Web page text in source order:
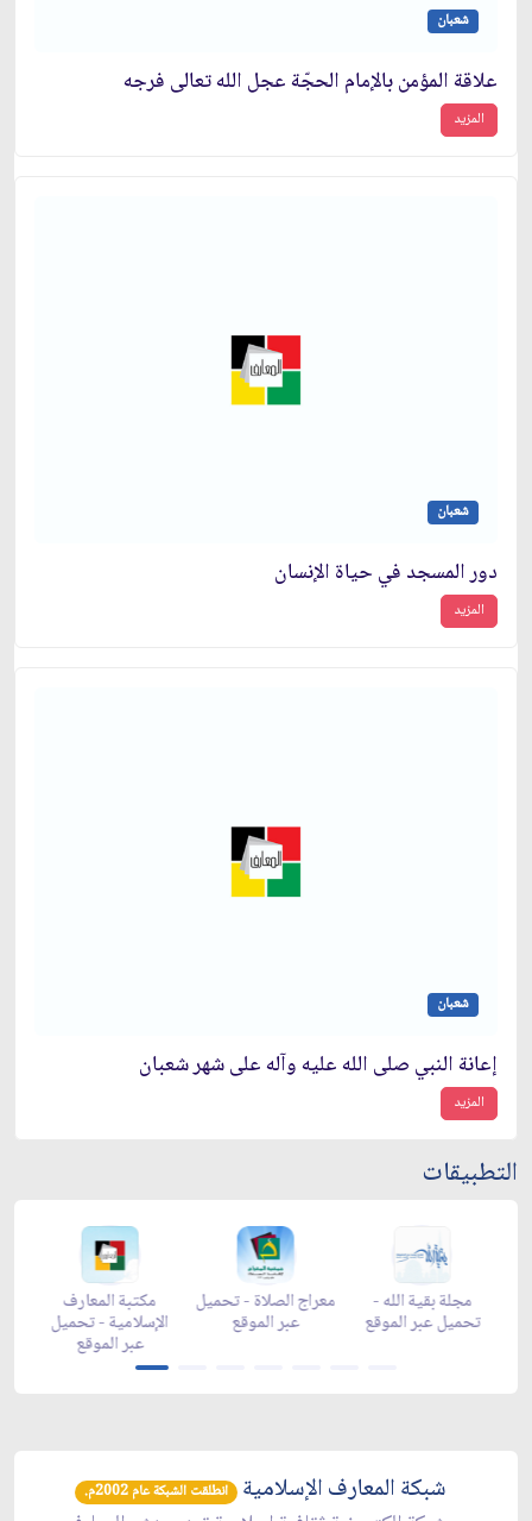
شعبان
علاقة المؤمن بالإمام الحجّة عجل الله تعالى فرجه
المزيد
شعبان
دور المسجد في حياة الإنسان
المزيد
شعبان
إعانة النبي صلى الله عليه وآله على شهر شعبان
المزيد
التطبيقات
معراج الصلاة - تحميل
عبر الموقع
مجلة بقية الله -
تحميل عبر الموقع
زاد شهر رمضان -
تحميل عبر الموقع
شبكة المعارف الإسلامية انطلقت الشبكة عام 2002م.